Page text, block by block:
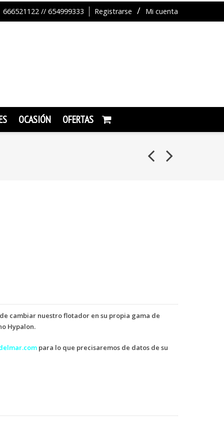
Registrarse Mi cuenta
666521122 // 654999333
OCASIÓN OFERTAS
cambiar nuestro flotador en su propia gama de
Hypalon.
para lo que precisaremos de datos de su